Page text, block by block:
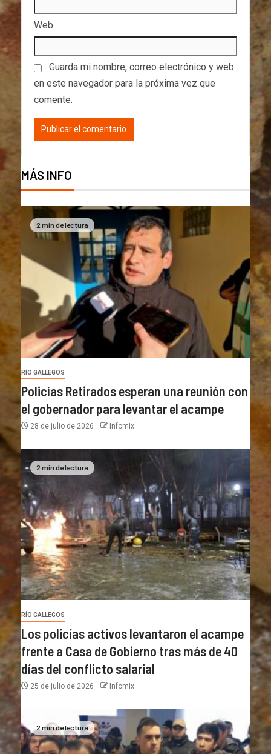
Web
Guarda mi nombre, correo electrónico y web
en este navegador para la próxima vez que
comente.
MÁS INFO
2 min de lectura
RÍO GALLEGOS
Policías Retirados esperan una reunión con
el gobernador para levantar el acampe
28 de julio de 2026 Infomix
2 min de lectura
RÍO GALLEGOS
Los policías activos levantaron el acampe
frente a Casa de Gobierno tras más de 40
días del conflicto salarial
25 de julio de 2026 Infomix
2 min de lectura